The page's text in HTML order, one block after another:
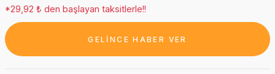
*29,92 ₺ den başlayan taksitlerle!!
GELİNCE HABER VER